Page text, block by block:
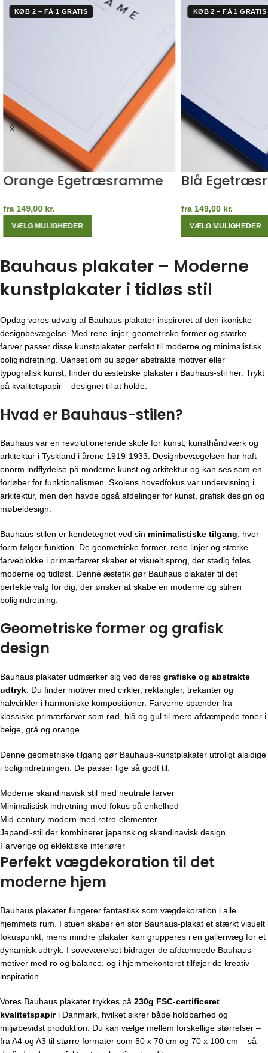
KØB 2 – FÅ 1 GRATIS
Orange Egetræsramme
fra 149,00 kr.
VÆLG MULIGHEDER
KØB 2 – FÅ 1 GRATIS
Blå
fra 149,00 kr.
VÆLG MULIGHEDER
Bauhaus plakater – Moderne
kunstplakater i tidløs stil
Opdag vores udvalg af Bauhaus plakater inspireret af den ikoniske
designbevægelse. Med rene linjer, geometriske former og stærke
farver passer disse kunstplakater perfekt til moderne og minimalistisk
boligindretning. Uanset om du søger abstrakte motiver eller
typografisk kunst, finder du æstetiske plakater i Bauhaus-stil her. Trykt
på kvalitetspapir – designet til at holde.
Hvad er Bauhaus-stilen?
Bauhaus var en revolutionerende skole for kunst, kunsthåndværk og
arkitektur i Tyskland i årene 1919-1933. Designbevægelsen har haft
enorm indflydelse på moderne kunst og arkitektur og kan ses som en
forløber for funktionalismen. Skolens hovedfokus var undervisning i
arkitektur, men den havde også afdelinger for kunst, grafisk design og
møbeldesign.
Bauhaus-stilen er kendetegnet ved sin minimalistiske tilgang , hvor
form følger funktion. De geometriske former, rene linjer og stærke
farveblokke i primærfarver skaber et visuelt sprog, der stadig føles
moderne og tidløst. Denne æstetik gør Bauhaus plakater til det
perfekte valg for dig, der ønsker at skabe en moderne og stilren
boligindretning.
Geometriske former og grafisk
design
Bauhaus plakater udmærker sig ved deres grafiske og abstrakte
udtryk . Du finder motiver med cirkler, rektangler, trekanter og
halvcirkler i harmoniske kompositioner. Farverne spænder fra
klassiske primærfarver som rød, blå og gul til mere afdæmpede toner i
beige, grå og orange.
Denne geometriske tilgang gør Bauhaus-kunstplakater utroligt alsidige
i boligindretningen. De passer lige så godt til:
Moderne skandinavisk stil med neutrale farver
Minimalistisk indretning med fokus på enkelhed
Mid-century modern med retro-elementer
Japandi-stil der kombinerer japansk og skandinavisk design
Farverige og eklektiske interiører
Perfekt vægdekoration til det
moderne hjem
Bauhaus plakater fungerer fantastisk som vægdekoration i alle
hjemmets rum. I stuen skaber en stor Bauhaus-plakat et stærkt visuelt
fokuspunkt, mens mindre plakater kan grupperes i en gallerivæg for et
dynamisk udtryk. I soveværelset bidrager de afdæmpede Bauhaus-
motiver med ro og balance, og i hjemmekontoret tilføjer de kreativ
inspiration.
Vores Bauhaus plakater trykkes på 230g FSC-certificeret
kvalitetspapiri Danmark, hvilket sikrer både holdbarhed og
miljøbevidst produktion. Du kan vælge mellem forskellige størrelser –
fra A4 og A3 til større formater som 50 x 70 cm og 70 x 100 cm – så